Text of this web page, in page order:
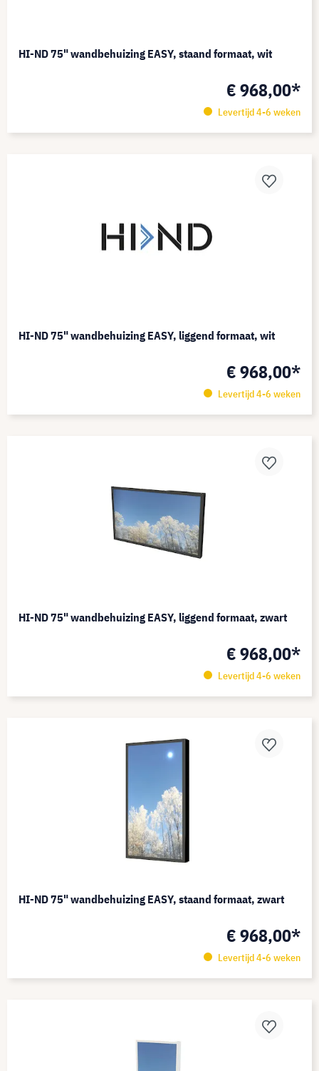
HI-ND 75" wandbehuizing EASY, staand formaat, wit
€ 968,00*
Levertijd 4-6 weken
HI-ND 75" wandbehuizing EASY, liggend formaat, wit
€ 968,00*
Levertijd 4-6 weken
HI-ND 75" wandbehuizing EASY, liggend formaat, zwart
€ 968,00*
Levertijd 4-6 weken
HI-ND 75" wandbehuizing EASY, staand formaat, zwart
€ 968,00*
Levertijd 4-6 weken